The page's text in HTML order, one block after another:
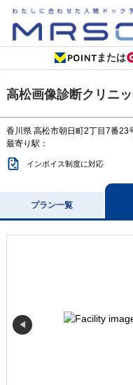
または
高松画像診断クリニ
香川県 高松市朝日町2丁目7番23
最寄り駅：
インボイス制度に対応
プラン一覧
◀